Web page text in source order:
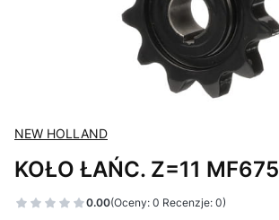
NEW HOLLAND
KOŁO ŁAŃC. Z=11 MF675
0.00(Oceny: 0 Recenzje: 0)